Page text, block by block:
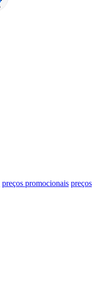
preços promocionais preços